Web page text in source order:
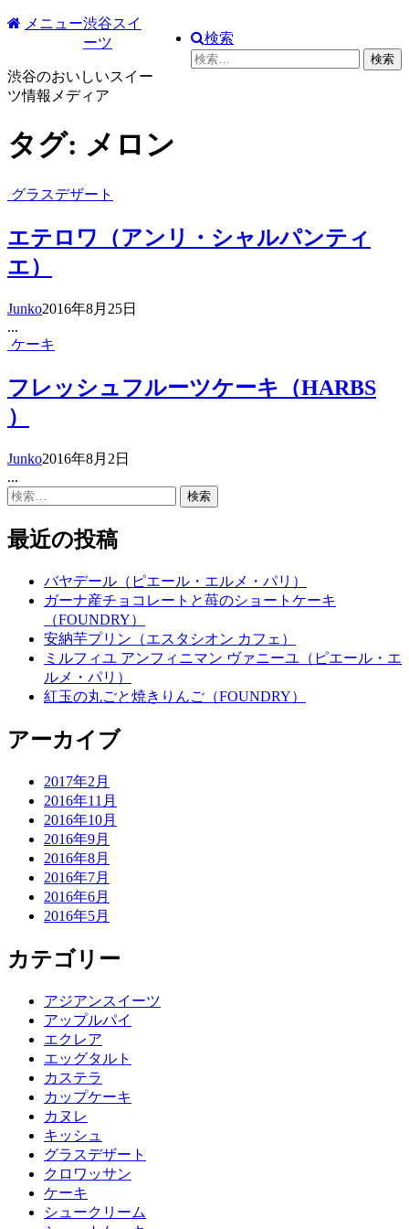
コ
ン
ツ
ス
キ
プ
メニュー
検索
検
渋谷スイ
ーツ
渋谷のおいしいスイー
ツ情報メディア
タグ: メロン
グラスデザート
エテロワ（アンリ・シャルパンティ
エ）
Junko2016年8月25日
...
ケーキ
フレッシュフルーツケーキ（HARBS
）
Junko2016年8月2日
...
検
最近の投稿
バヤデール（ピエール・エルメ・パリ）
ガーナ産チョコレートと苺のショートケーキ
（FOUNDRY）
安納芋プリン（エスタシオン カフェ）
ミルフィユ アンフィニマン ヴァニーユ（ピエール・エ
ルメ・パリ）
紅玉の丸ごと焼きりんご（FOUNDRY）
アーカイブ
2017年2月
2016年11月
2016年10月
2016年9月
2016年8月
2016年7月
2016年6月
2016年5月
カテゴリー
アジアンスイーツ
アップルパイ
エクレア
エッグタルト
カステラ
カップケーキ
カヌレ
キッシュ
グラスデザート
クロワッサン
ケーキ
シュークリーム